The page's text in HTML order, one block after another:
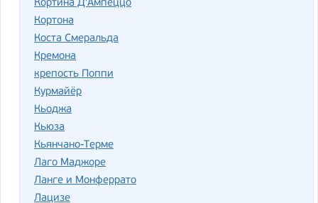
Кортина Д'Ампеццо
Кортона
Коста Смеральда
Кремона
крепость Поппи
Курмайёр
Кьоджа
Кьюза
Кьянчано-Терме
Лаго Маджоре
Ланге и Монферрато
Лацизе